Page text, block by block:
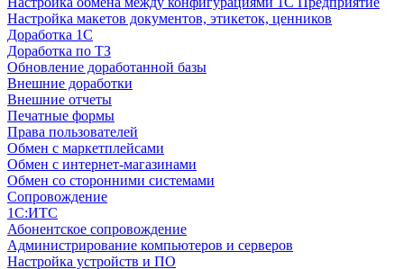
Настройка макетов документов, этикеток, ценников
Доработка 1С
Доработка по ТЗ
Обновление доработанной базы
Внешние доработки
Внешние отчеты
Печатные формы
Права пользователей
Обмен с маркетплейсами
Обмен с интернет-магазинами
Обмен со сторонними системами
Сопровождение
1C:ИТС
Абонентское сопровождение
Администрирование компьютеров и серверов
Настройка устройств и ПО